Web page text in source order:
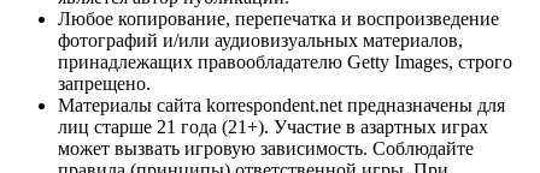
Любое копирование, перепечатка и воспроизведение
фотографий и/или аудиовизуальных материалов,
принадлежащих правообладателю Getty Images, строго
запрещено.
Материалы сайта korrespondent.net предназначены для
лиц старше 21 года (21+). Участие в азартных играх
может вызвать игровую зависимость. Соблюдайте